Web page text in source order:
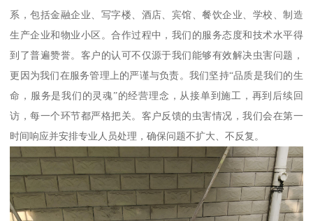
系，包括金融企业、写字楼、酒店、宾馆、餐饮企业、学校、制造
生产企业和物业小区。合作过程中，我们的服务态度和技术水平得
到了普遍赞誉。客户的认可不仅源于我们能够有效解决虫害问题，
更因为我们在服务管理上的严谨与负责。我们坚持“品质是我们的生
命，服务是我们的灵魂”的经营理念，从接单到施工，再到后续回
访，每一个环节都严格把关。客户反馈的虫害情况，我们会在第一
时间响应并安排专业人员处理，确保问题不扩大、不反复。